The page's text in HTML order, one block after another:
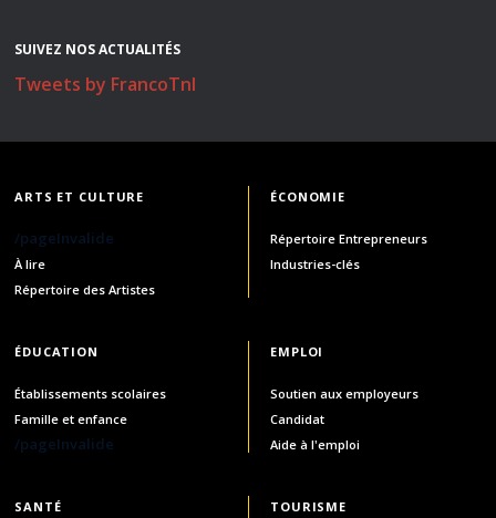
SUIVEZ NOS ACTUALITÉS
Tweets by FrancoTnl
ARTS ET CULTURE
/pageInvalide
À lire
Répertoire des Artistes
ÉCONOMIE
Répertoire Entrepreneurs
Industries-clés
ÉDUCATION
Établissements scolaires
Famille et enfance
/pageInvalide
EMPLOI
Soutien aux employeurs
Candidat
Aide à l'emploi
SANTÉ TOURISME